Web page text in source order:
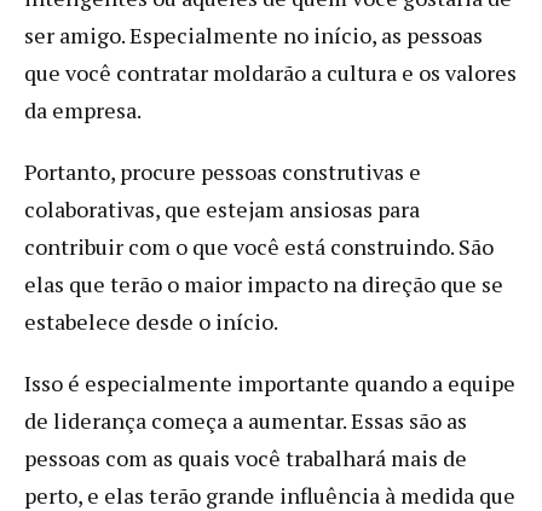
ser amigo. Especialmente no início, as pessoas
que você contratar moldarão a cultura e os valores
da empresa.
Portanto, procure pessoas construtivas e
colaborativas, que estejam ansiosas para
contribuir com o que você está construindo. São
elas que terão o maior impacto na direção que se
estabelece desde o início.
Isso é especialmente importante quando a equipe
de liderança começa a aumentar. Essas são as
pessoas com as quais você trabalhará mais de
perto, e elas terão grande influência à medida que